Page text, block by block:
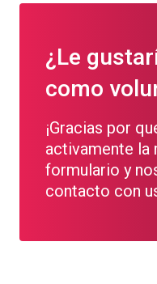
¿Le
como
¡Gracias por
activamente la
formulario y
contacto con